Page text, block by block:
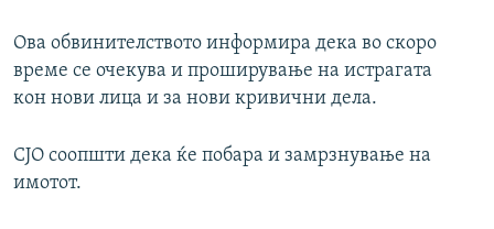
Ова обвинителството информира дека во скоро
време се очекува и проширување на истрагата
кон нови лица и за нови кривични дела.
СЈО соопшти дека ќе побара и замрзнување на
имотот.